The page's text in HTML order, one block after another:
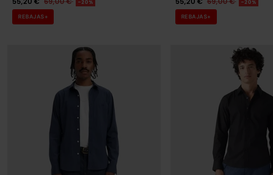
REBAJAS+ REBAJAS+